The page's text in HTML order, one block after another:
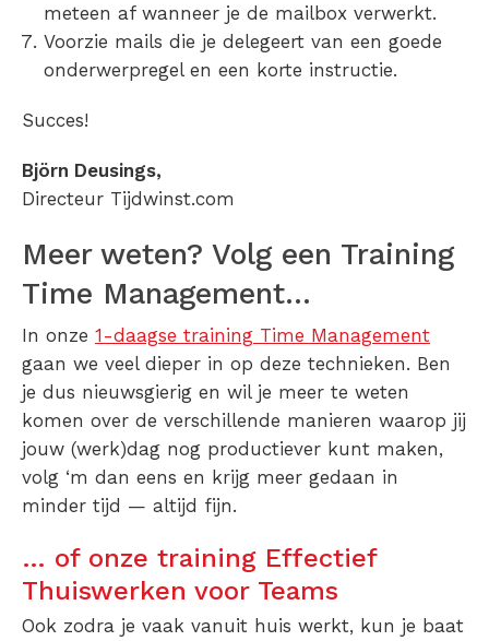
meteen af wanneer je de mailbox verwerkt.
Voorzie mails die je delegeert van een goede
onderwerpregel en een korte instructie.
Succes!
Björn Deusings,
Directeur Tijdwinst.com
Meer weten? Volg een Training
Time Management…
In onze 1-daagse training Time Management
gaan we veel dieper in op deze technieken. Ben
je dus nieuwsgierig en wil je meer te weten
komen over de verschillende manieren waarop jij
jouw (werk)dag nog productiever kunt maken,
volg ‘m dan eens en krijg meer gedaan in
minder tijd — altijd fijn.
… of onze training Effectief
Thuiswerken voor Teams
Ook zodra je vaak vanuit huis werkt, kun je baat